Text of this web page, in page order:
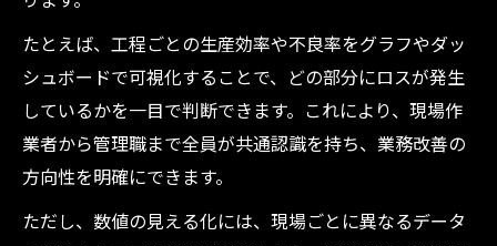
たとえば、工程ごとの生産効率や不良率をグラフやダッ
シュボードで可視化することで、どの部分にロスが発生
しているかを一目で判断できます。これにより、現場作
業者から管理職まで全員が共通認識を持ち、業務改善の
方向性を明確にできます。
ただし、数値の見える化には、現場ごとに異なるデータ